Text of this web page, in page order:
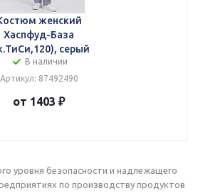
женский
Хаспфуд-База
серый
В наличии
Артикул: 87492490
от 1403 ₽
уровня безопасности и надлежащего
по производству продуктов